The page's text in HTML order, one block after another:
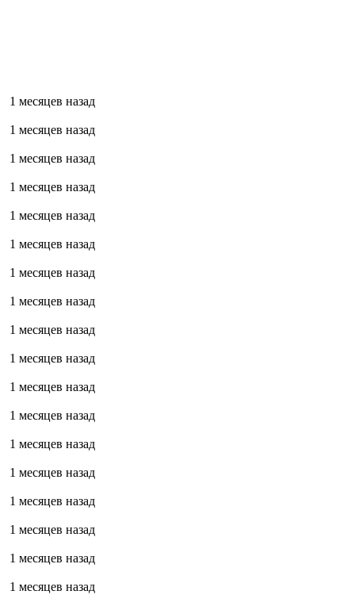
1 месяцев назад
1 месяцев назад
1 месяцев назад
1 месяцев назад
1 месяцев назад
1 месяцев назад
1 месяцев назад
1 месяцев назад
1 месяцев назад
1 месяцев назад
1 месяцев назад
1 месяцев назад
1 месяцев назад
1 месяцев назад
1 месяцев назад
1 месяцев назад
1 месяцев назад
1 месяцев назад